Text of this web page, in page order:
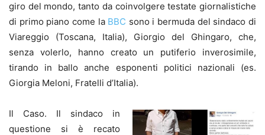
giro del mondo, tanto da coinvolgere testate giornalistiche
di primo piano come la BBC sono i bermuda del sindaco di
Viareggio (Toscana, Italia), Giorgio del Ghingaro, che,
senza volerlo, hanno creato un putiferio inverosimile,
tirando in ballo anche esponenti politici nazionali (es.
Giorgia Meloni, Fratelli d’Italia).
Il Caso. Il sindaco in
questione si è recato